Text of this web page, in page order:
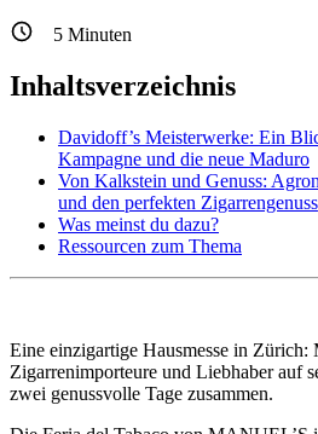
5 Minuten
Inhaltsverzeichnis
Davidoff’s Meisterwerke: Ein
Kampagne und die neue Maduro
Von Kalkstein und Genuss:
und den perfekten Zigarrengenuss
Was meinst du dazu?
Ressourcen zum Thema
Eine einzigartige Hausmesse in
Zigarrenimporteure und Liebhaber auf
zwei genussvolle Tage zusammen.